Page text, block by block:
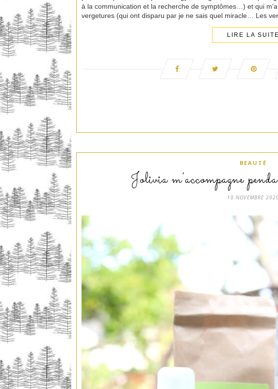
à la communication et la recherche de symptômes…) et qui
vergetures (qui ont disparu par je ne sais quel miracle… Les
LIRE LA SUITE
BEAUTÉ
Jolivia m’accompagne
10 NOVEMBRE